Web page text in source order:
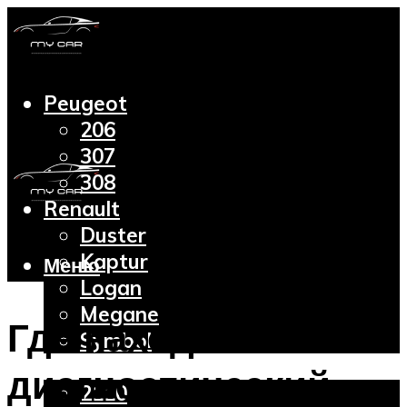
Peugeot
206
307
308
Renault
Duster
Kaptur
Logan
Megane
Symbol
Lada
2110
Меню
Где находится
диагностический